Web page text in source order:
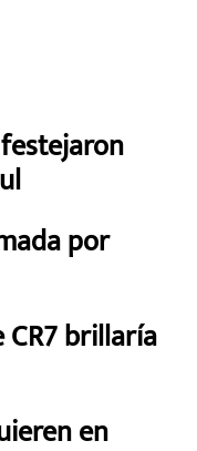
por
CR7 brillaría
en